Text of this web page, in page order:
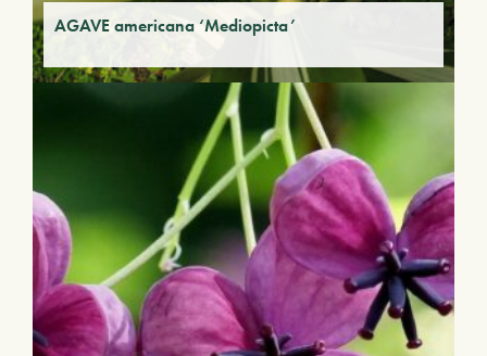
AGAVE americana ‘Mediopicta’